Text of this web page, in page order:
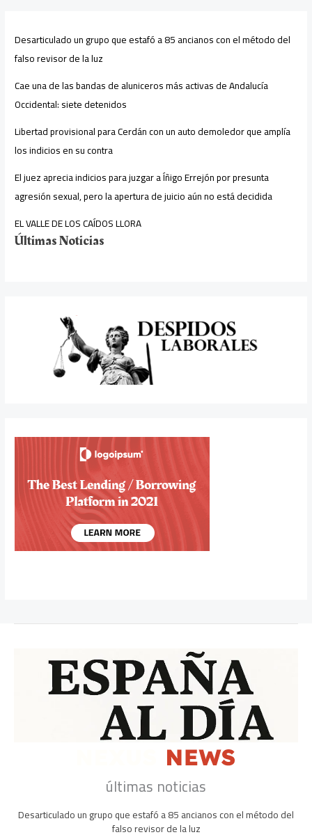
Desarticulado un grupo que estafó a 85 ancianos con el método del
falso revisor de la luz
Cae una de las bandas de aluniceros más activas de Andalucía
Occidental: siete detenidos
Libertad provisional para Cerdán con un auto demoledor que amplía
los indicios en su contra
El juez aprecia indicios para juzgar a Íñigo Errejón por presunta
agresión sexual, pero la apertura de juicio aún no está decidida
EL VALLE DE LOS CAÍDOS LLORA
Últimas Noticias
últimas noticias
Desarticulado un grupo que estafó a 85 ancianos con el método del
falso revisor de la luz